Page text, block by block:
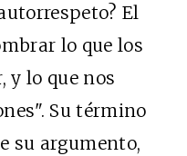
El
lo que los
y lo que nos
Su término
su argumento,